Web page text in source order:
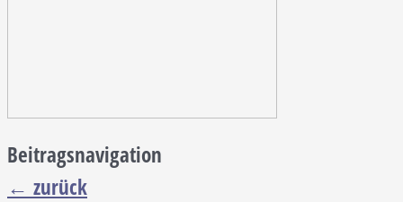
Beitragsnavigation
← zurück